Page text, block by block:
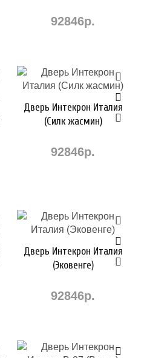
92846р.
Дверь Интекрон Италия
(Силк жасмин)
92846р.
Дверь Интекрон Италия
(Эковенге)
92846р.